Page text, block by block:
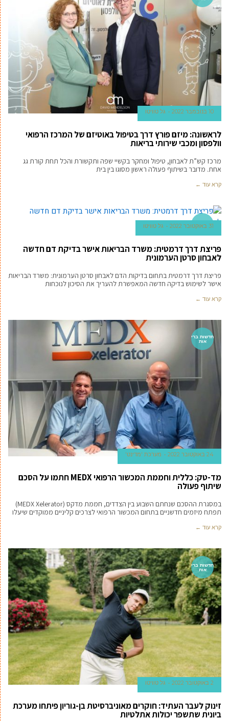
10 בנובמבר 2022 גל טוויטו
לראשונה: מיזם פורץ דרך בטיפול באוטיזם של המרכז הרפואי
וולפסון ומכבי שירותי בריאות
מרכז קש”ת לאבחון, טיפול ומחקר בקשיי שפה ותקשורת והכל תחת קורת גג
אחת. מדובר בשיתוף פעולה ראשון מסוגו בין בית
קרא עוד ←
חדשות ברי
אות 31 באוקטובר 2022 גל טוויטו
פריצת דרך דרמטית: משרד הבריאות אישר בדיקת דם חדשה
לאבחון סרטן הערמונית
פריצת דרך דרמטית בתחום בדיקות הדם לאבחון סרטן הערמונית: משרד הבריאות
אישר לשימוש בדיקה חדשה המאפשרת להעריך את הסיכון לנוכחות
קרא עוד ←
חדשות ברי
אות
24 באוקטובר 2022 מערכת 'מדינט'
מד-טק: כללית וחממת המכשור הרפואי MEDX חתמו על הסכם
שיתוף פעולה
במסגרת ההסכם שנחתם השבוע בין הצדדים, חממת מדקס (MEDX Xelerator)
תפתח מיזמים חדשניים בתחום המכשור הרפואי לצרכים קליניים ממוקדים שיעלו
קרא עוד ←
חדשות ברי
אות
2 באוקטובר 2022 גל טוויטו
זינוק לעבר העתיד: חוקרים מאוניברסיטת בן-גוריון פיתחו מערכת
ביונית שתשפר יכולות אתלטיות